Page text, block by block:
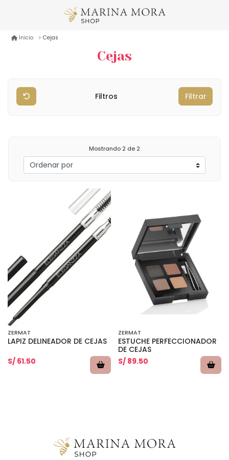
Inicio Cejas
Cejas
Filtros Filtrar
Mostrando 2 de 2
ZERMAT
LAPIZ DELINEADOR DE CEJAS
S/ 61.50
ZERMAT
ESTUCHE PERFECCIONADOR
DE CEJAS
S/ 89.50